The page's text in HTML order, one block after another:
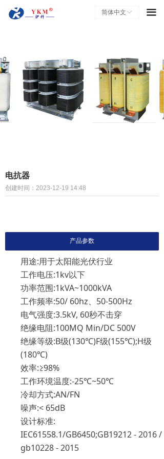
끀
ꀅ
简体中文
电抗器
产品参数
创建时间： 2023-12-19 14:48
用途:用于太阳能光伏行业
工作电压:1kv以下
功率范围:1kVA~1000kVA
工作频率:50/ 60hz、50-500Hz
电气强度:3.5kV, 60秒不击穿
绝缘电阻:100MQ Min/DC 500V
绝缘等级:B级(130℃)F级(155℃);H级
(180℃)
效率:≥98%
工作环境温度:-25℃~50℃
冷却方式:AN/FN
噪声:< 65dB
设计标准:
IEC61558.1/GB6450;GB19212 - 2016 /
gb10228 - 2015